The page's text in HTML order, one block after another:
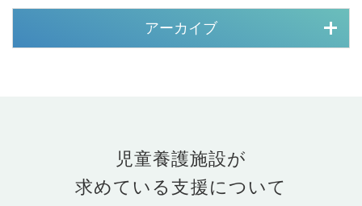
アーカイブ
児童養護施設が
求めている支援について